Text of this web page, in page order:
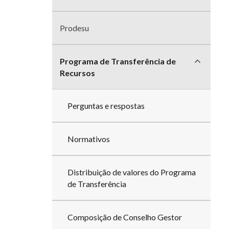
Prodesu
Programa de Transferência de
Recursos
Perguntas e respostas
Normativos
Distribuição de valores do Programa
de Transferência
Composição de Conselho Gestor